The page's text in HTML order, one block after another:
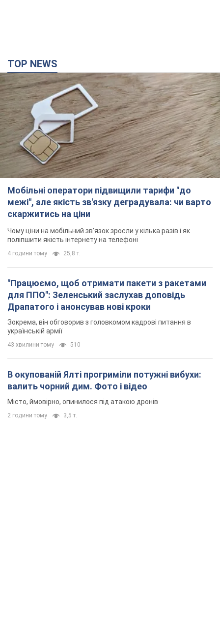
TOP NEWS
Мобільні оператори підвищили тарифи "до
межі", але якість зв'язку деградувала: чи варто
скаржитись на ціни
Чому ціни на мобільний зв'язок зросли у кілька разів і як
поліпшити якість інтернету на телефоні
4 години тому 25,8 т.
"Працюємо, щоб отримати пакети з ракетами
для ППО": Зеленський заслухав доповідь
Драпатого і анонсував нові кроки
Зокрема, він обговорив з головкомом кадрові питання в
українській армії
43 хвилини тому 510
В окупованій Ялті прогриміли потужні вибухи:
валить чорний дим. Фото і відео
Місто, ймовірно, опинилося під атакою дронів
2 години тому 3,5 т.